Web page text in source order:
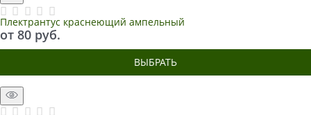
Плектрантус краснеющий ампельный
от 80 руб.
ВЫБРАТЬ